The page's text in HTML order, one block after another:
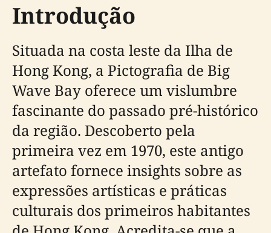
Introdução
Situada na costa leste da Ilha de
Hong Kong, a Pictografia de Big
Wave Bay oferece um vislumbre
fascinante do passado pré-histórico
da região. Descoberto pela
primeira vez em 1970, este antigo
artefato fornece insights sobre as
expressões artísticas e práticas
culturais dos primeiros habitantes